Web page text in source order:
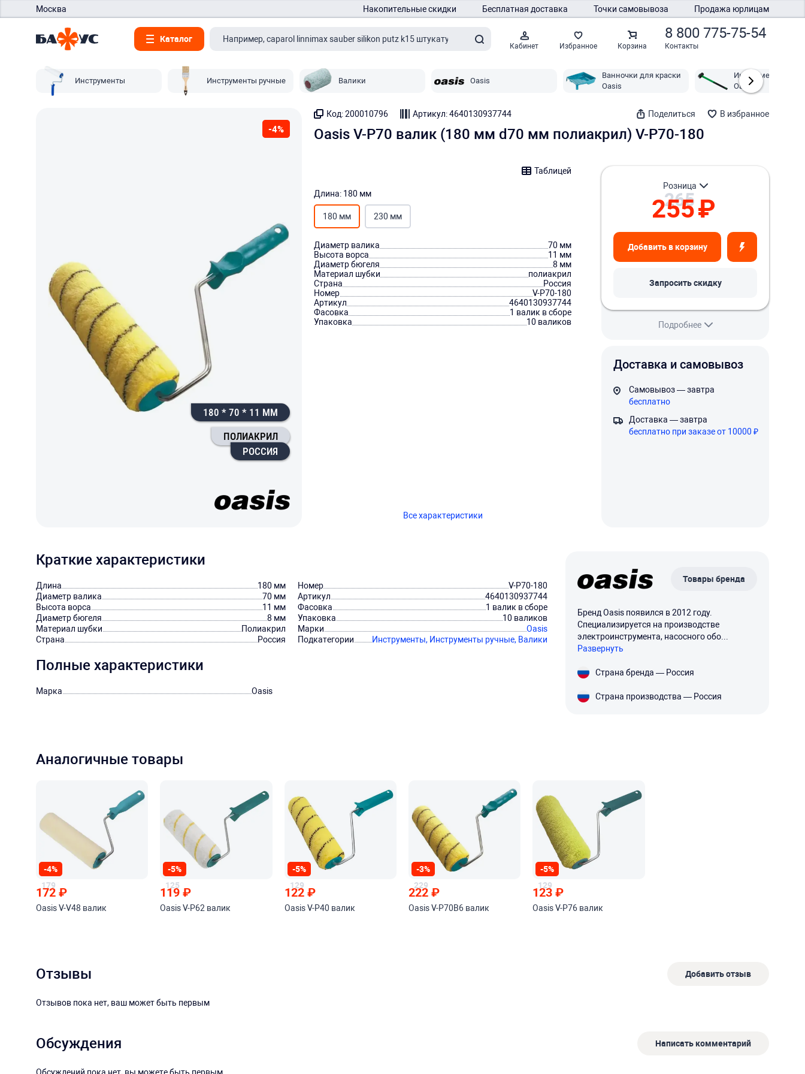
Москва Накопительные скидки Бесплатная доставка Точки самовывоза Продажа юрлицам
Каталог
Кабинет Избранное Корзина
8 800 775-75-54
Контакты
Инструменты Инструменты ручные Валики Oasis
Ванночки для краски
Oasis
Инструмент
Oasis
180 * 70 * 11 ММ
ПОЛИАКРИЛ
РОССИЯ
-4%
Код: 200010796 Артикул: 4640130937744 Поделиться В избранное
Oasis V-P70 валик (180 мм d70 мм полиакрил) V-P70-180
Таблицей
Длина: 180 мм
180 мм 230 мм
Диаметр валика
70 мм
Высота ворса
11 мм
Диаметр бюгеля
8 мм
Материал шубки
полиакрил
Страна
Россия
Номер
V-P70-180
Артикул
4640130937744
Фасовка
1 валик в сборе
Упаковка
10 валиков
Все характеристики
розница
265
255₽
Добавить в корзину
Запросить скидку
Подробнее
Доставка и самовывоз
Самовывоз — завтра
бесплатно
Доставка — завтра
бесплатно при заказе от 10000 ₽
Краткие характеристики
Длина
180 мм
Диаметр валика
70 мм
Высота ворса
11 мм
Диаметр бюгеля
8 мм
Материал шубки
Полиакрил
Страна
Россия
Номер
V-P70-180
Артикул
4640130937744
Фасовка
1 валик в сборе
Упаковка
10 валиков
Марки
Oasis
Подкатегории
Инструменты, Инструменты ручные, Валики
Полные характеристики
Марка Oasis
Товары бренда
Бренд Oasis появился в 2012 году.
Специализируется на производстве
электроинструмента, насосного обо...
Развернуть
Страна бренда — Россия
Страна производства — Россия
Аналогичные товары
-4%
179
172₽
Oasis V-V48 валик
-5%
125
119₽
Oasis V-P62 валик
-5%
129
122₽
Oasis V-P40 валик
-3%
229
222₽
Oasis V-P70B6 валик
-5%
129
123₽
Oasis V-P76 валик
Отзывы Добавить отзыв
Отзывов пока нет, ваш может быть первым
Обсуждения Написать комментарий